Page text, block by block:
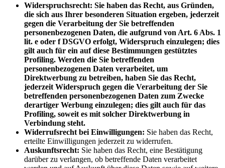
Widerspruchsrecht: Sie haben das Recht, aus Gründen,
die sich aus Ihrer besonderen Situation ergeben, jederzeit
gegen die Verarbeitung der Sie betreffenden
personenbezogenen Daten, die aufgrund von Art. 6 Abs. 1
lit. e oder f DSGVO erfolgt, Widerspruch einzulegen; dies
gilt auch für ein auf diese Bestimmungen gestütztes
Profiling. Werden die Sie betreffenden
personenbezogenen Daten verarbeitet, um
Direktwerbung zu betreiben, haben Sie das Recht,
jederzeit Widerspruch gegen die Verarbeitung der Sie
betreffenden personenbezogenen Daten zum Zwecke
derartiger Werbung einzulegen; dies gilt auch für das
Profiling, soweit es mit solcher Direktwerbung in
Verbindung steht.
Widerrufsrecht bei Einwilligungen: Sie haben das Recht,
erteilte Einwilligungen jederzeit zu widerrufen.
Auskunftsrecht: Sie haben das Recht, eine Bestätigung
darüber zu verlangen, ob betreffende Daten verarbeitet